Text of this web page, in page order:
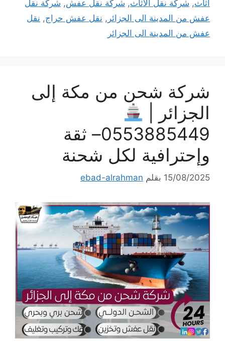
اثاث, شركة نقل الأثاث, شركة نقل عفش, شركة نقل
عفش من المدينة الى الجزائر , نقل عفش حراج, نقل
عفش من المدينة الى الجزائر
شركة شحن من مكة إلى
الجزائر |
0553885449– ثقة
وإحترافية لكل شحنة
15/08/2025 بقلم ebad-alrahman